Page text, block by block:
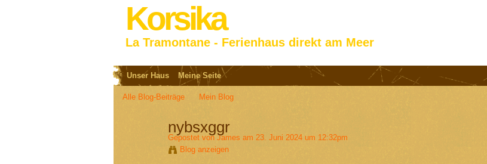
Korsika
La Tramontane - Ferienhaus direkt am Meer
Unser Haus Meine Seite
Alle Blog-Beiträge Mein Blog
nybsxggr
Gepostet von James am 23. Juni 2024 um 12:32pm
Blog anzeigen